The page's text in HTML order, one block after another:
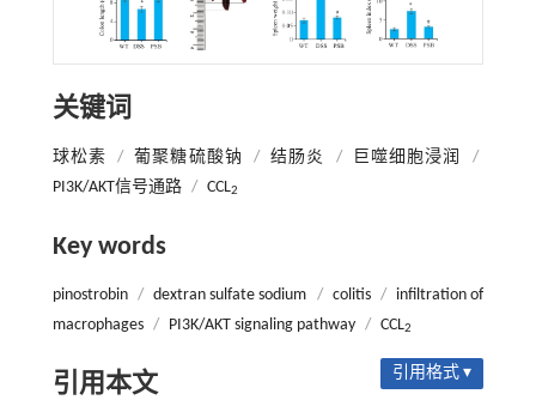
关键词
球松素 / 葡聚糖硫酸钠 / 结肠炎 / 巨噬细胞浸润
/
PI3K/AKT信号通路 / CCL2
Key words
pinostrobin / dextran sulfate sodium / colitis / infiltration of
macrophages / PI3K/AKT signaling pathway / CCL2
引用本文 引用格式 ▾